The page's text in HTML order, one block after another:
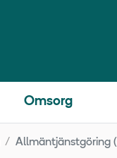
Omsorg
Allmäntjänstgöring